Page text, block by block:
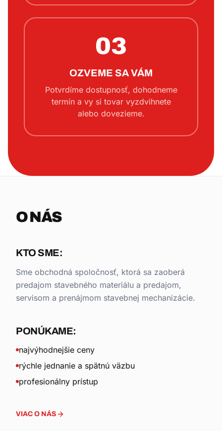
03
OZVEME SA VÁM
Potvrdíme dostupnosť, dohodneme
termín a vy si tovar vyzdvihnete
alebo dovezieme.
O NÁS
KTO SME:
Sme obchodná spoločnosť, ktorá sa zaoberá
predajom stavebného materiálu a predajom,
servisom a prenájmom stavebnej mechanizácie.
PONÚKAME:
najvýhodnejšie ceny
rýchle jednanie a spätnú väzbu
profesionálny prístup
VIAC O NÁS